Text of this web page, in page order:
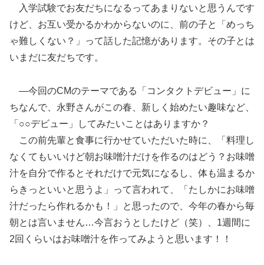
入学試験でお友だちになるってあまりないと思うんです
けど、お互い受かるかわからないのに、前の子と「めっち
ゃ難しくない？」って話した記憶があります。その子とは
いまだに友だちです。
―今回のCMのテーマである「コンタクトデビュー」に
ちなんで、永野さんがこの春、新しく始めたい趣味など、
「○○デビュー」してみたいことはありますか？
この前先輩と食事に行かせていただいた時に、「料理し
なくてもいいけど朝お味噌汁だけを作るのはどう？お味噌
汁を自分で作るとそれだけで元気になるし、体も温まるか
らきっといいと思うよ」って言われて、「たしかにお味噌
汁だったら作れるかも！」と思ったので、今年の春から毎
朝とは言いません…今言おうとしたけど（笑）、1週間に
2回くらいはお味噌汁を作ってみようと思います！！